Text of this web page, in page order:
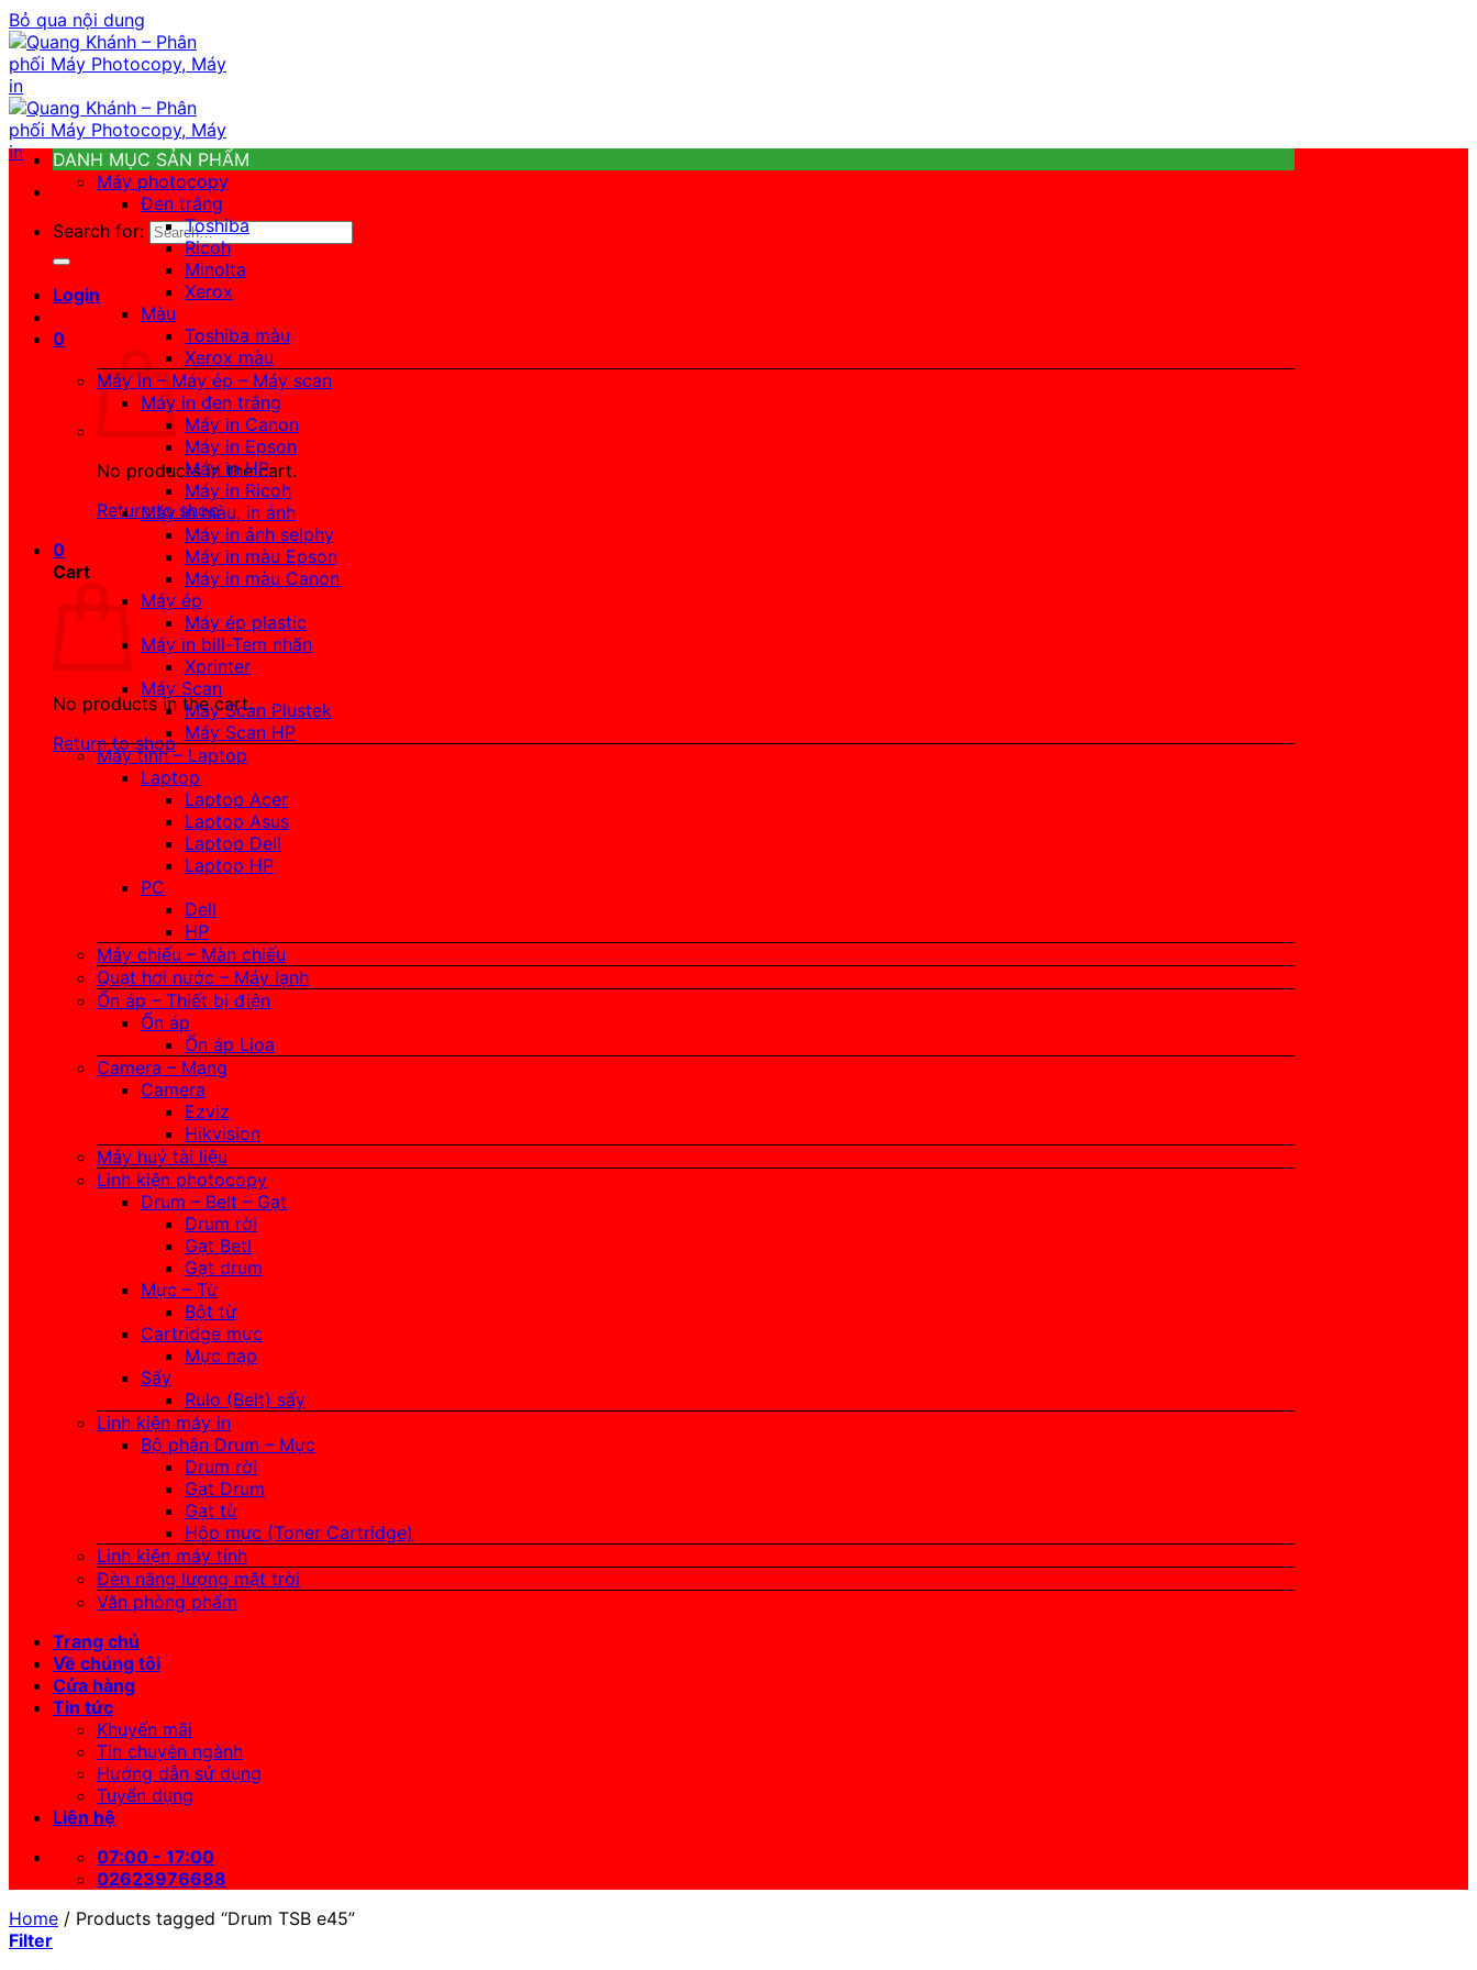
Bỏ qua nội dung
Search for:
Login
0
No products in the cart.
Return to shop
0
Cart
No products in the cart.
Return to shop
DANH MỤC SẢN PHẨM
Máy photocopy
Đen trắng
Toshiba
Ricoh
Minolta
Xerox
Màu
Toshiba màu
Xerox màu
Máy in – Máy ép – Máy scan
Máy in đen trắng
Máy in Canon
Máy in Epson
Máy in HP
Máy in Ricoh
Máy in màu, in ảnh
Máy in ảnh selphy
Máy in màu Epson
Máy in màu Canon
Máy ép
Máy ép plastic
Máy in bill-Tem nhãn
Xprinter
Máy Scan
Máy Scan Plustek
Máy Scan HP
Máy tính – Laptop
Laptop
Laptop Acer
Laptop Asus
Laptop Dell
Laptop HP
PC
Dell
HP
Máy chiếu – Màn chiếu
Quạt hơi nước – Máy lạnh
Ổn áp – Thiết bị điện
Ổn áp
Ổn áp Lioa
Camera – Mạng
Camera
Ezviz
Hikvision
Máy huỷ tài liệu
Linh kiện photocopy
Drum – Belt – Gạt
Drum rời
Gạt Betl
Gạt drum
Mực – Từ
Bột từ
Cartridge mực
Mực nạp
Sấy
Rulo (Belt) sấy
Linh kiện máy in
Bộ phận Drum – Mực
Drum rời
Gạt Drum
Gạt từ
Hộp mực (Toner Cartridge)
Linh kiện máy tính
Đèn năng lượng mặt trời
Văn phòng phẩm
Trang chủ
Về chúng tôi
Cửa hàng
Tin tức
Khuyến mãi
Tin chuyên ngành
Hướng dẫn sử dụng
Tuyển dụng
Liên hệ
07:00 - 17:00
02623976688
Home / Products tagged “Drum TSB e45”
Filter